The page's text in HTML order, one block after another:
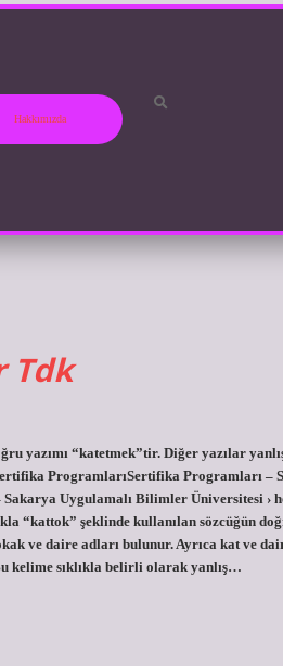
Hakkımızda
Tdk
yazımı “katetmek”tir. Diğer yazılar
ProgramlarıSertifika Programları
Uygulamalı Bilimler Üniversitesi ›
“kattok” şeklinde kullanılan sözcüğün
ve daire adları bulunur. Ayrıca kat ve
kelime sıklıkla belirli olarak yanlış…